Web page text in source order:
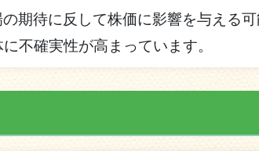
期待に反して株価に影響を与える可
不確実性が高まっています。